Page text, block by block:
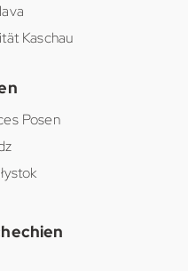
Kaschau
Posen